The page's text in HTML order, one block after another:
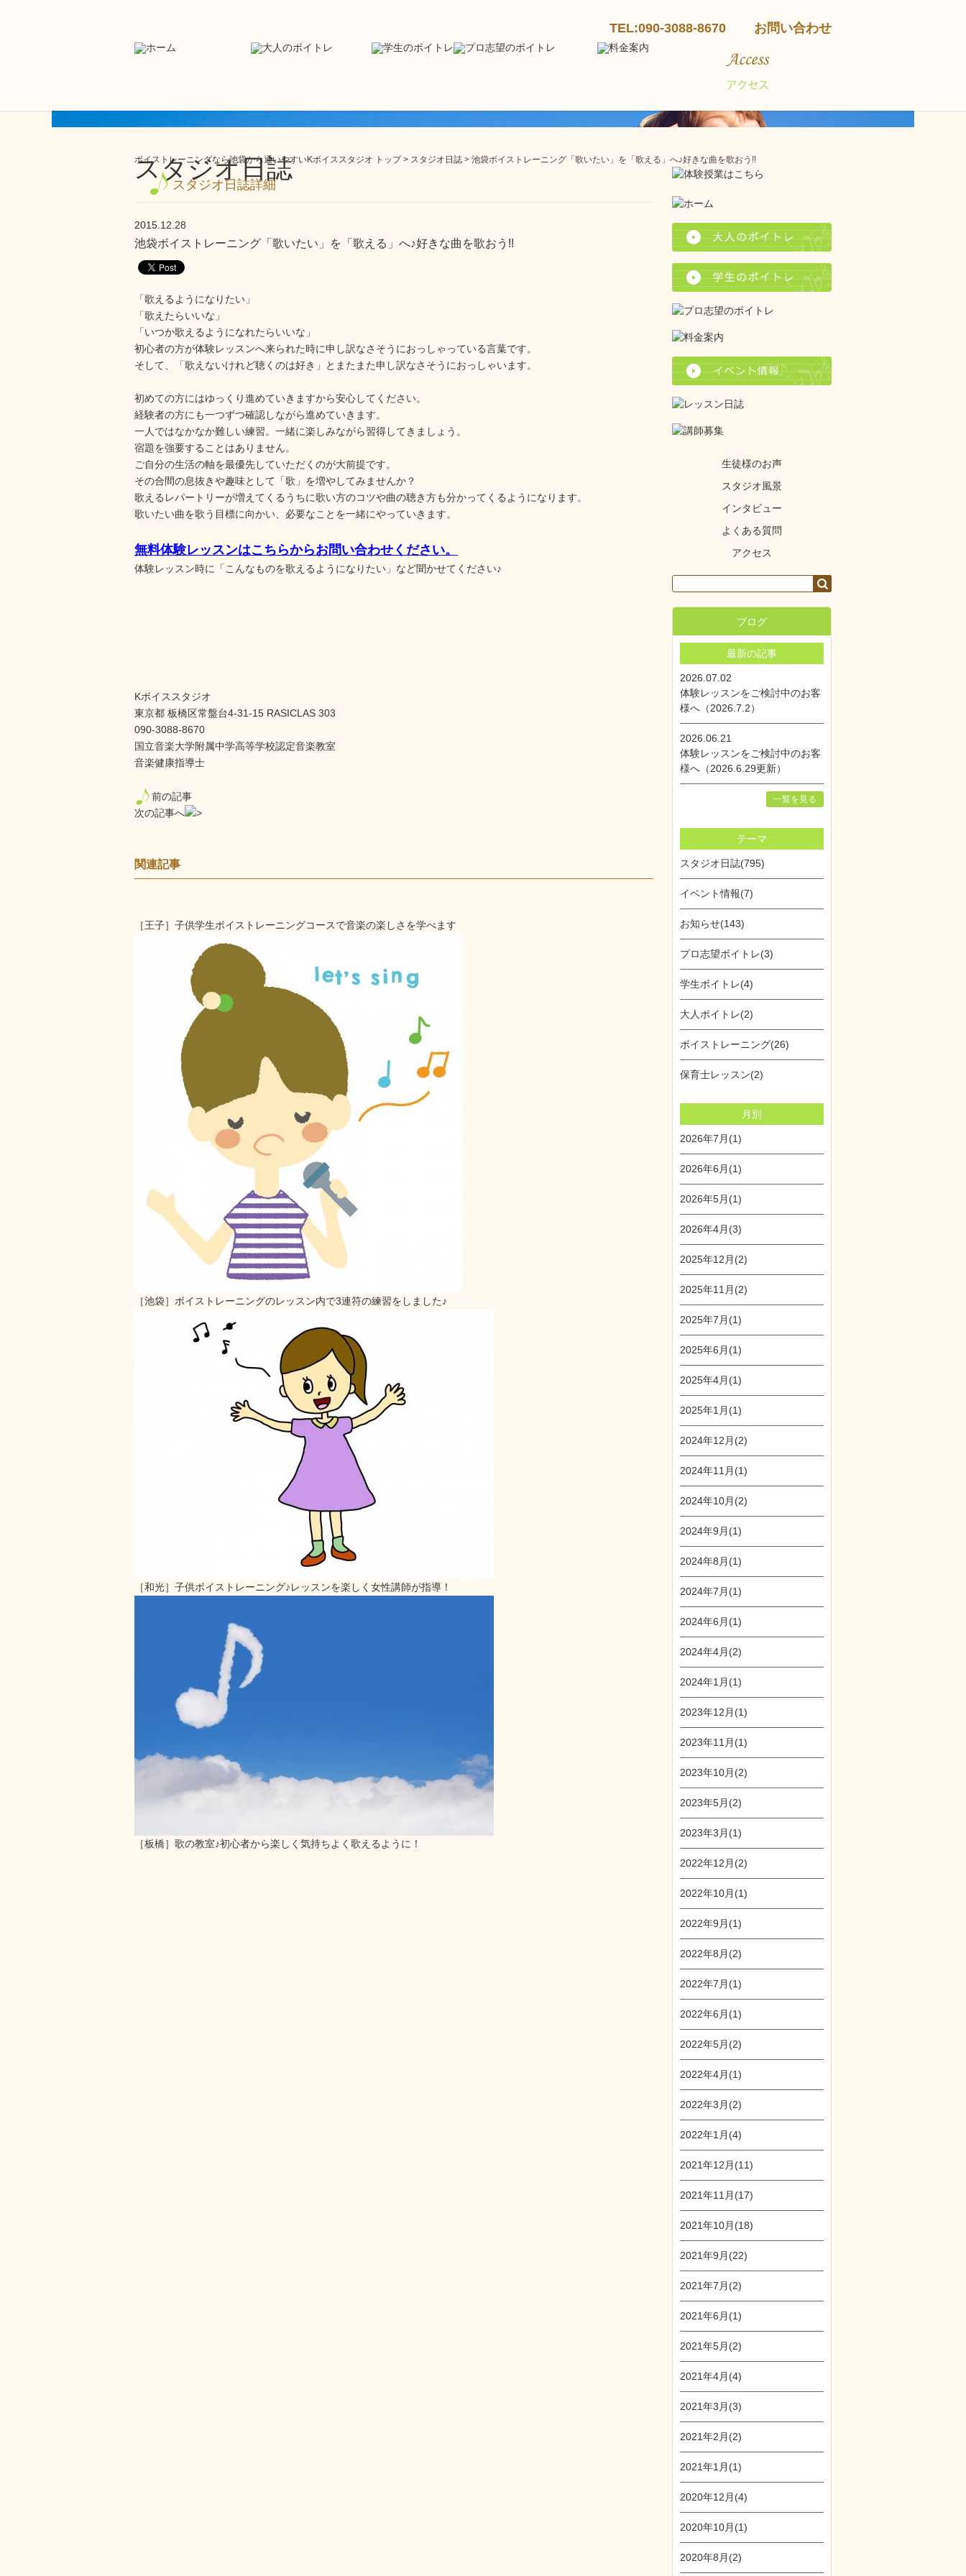
TEL:090-3088-8670 お問い合わせ
スタジオ日誌
ボイストレーニングなら池袋から通いやすいKボイススタジオ トップ > スタジオ日誌 > 池袋ボイストレーニング「歌いたい」を「歌える」へ♪好きな曲を歌おう!!
スタジオ日誌詳細
2015.12.28
池袋ボイストレーニング「歌いたい」を「歌える」へ♪好きな曲を歌おう!!
「歌えるようになりたい」
「歌えたらいいな」
「いつか歌えるようになれたらいいな」
初心者の方が体験レッスンへ来られた時に申し訳なさそうにおっしゃっている言葉です。
そして、「歌えないけれど聴くのは好き」とまたまた申し訳なさそうにおっしゃいます。
初めての方にはゆっくり進めていきますから安心してください。
経験者の方にも一つずつ確認しながら進めていきます。
一人ではなかなか難しい練習。一緒に楽しみながら習得してきましょう。
宿題を強要することはありません。
ご自分の生活の軸を最優先していただくのが大前提です。
その合間の息抜きや趣味として「歌」を増やしてみませんか？
歌えるレパートリーが増えてくるうちに歌い方のコツや曲の聴き方も分かってくるようになります。
歌いたい曲を歌う目標に向かい、必要なことを一緒にやっていきます。
無料体験レッスンはこちらからお問い合わせください。
体験レッスン時に「こんなものを歌えるようになりたい」など聞かせてください♪
Kボイススタジオ
東京都 板橋区常盤台4-31-15 RASICLAS 303
090-3088-8670
国立音楽大学附属中学高等学校認定音楽教室
音楽健康指導士
前の記事
次の記事へ
関連記事
［王子］子供学生ボイストレーニングコースで音楽の楽しさを学べます
［池袋］ボイストレーニングのレッスン内で3連符の練習をしました♪
［和光］子供ボイストレーニング♪レッスンを楽しく女性講師が指導！
［板橋］歌の教室♪初心者から楽しく気持ちよく歌えるように！
生徒様のお声
スタジオ風景
インタビュー
よくある質問
アクセス
ブログ
最新の記事
2026.07.02
体験レッスンをご検討中のお客
様へ（2026.7.2）
2026.06.21
体験レッスンをご検討中のお客
様へ（2026.6.29更新）
一覧を見る
テーマ
スタジオ日誌(795)
イベント情報(7)
お知らせ(143)
プロ志望ボイトレ(3)
学生ボイトレ(4)
大人ボイトレ(2)
ボイストレーニング(26)
保育士レッスン(2)
月別
2026年7月(1)
2026年6月(1)
2026年5月(1)
2026年4月(3)
2025年12月(2)
2025年11月(2)
2025年7月(1)
2025年6月(1)
2025年4月(1)
2025年1月(1)
2024年12月(2)
2024年11月(1)
2024年10月(2)
2024年9月(1)
2024年8月(1)
2024年7月(1)
2024年6月(1)
2024年4月(2)
2024年1月(1)
2023年12月(1)
2023年11月(1)
2023年10月(2)
2023年5月(2)
2023年3月(1)
2022年12月(2)
2022年10月(1)
2022年9月(1)
2022年8月(2)
2022年7月(1)
2022年6月(1)
2022年5月(2)
2022年4月(1)
2022年3月(2)
2022年1月(4)
2021年12月(11)
2021年11月(17)
2021年10月(18)
2021年9月(22)
2021年7月(2)
2021年6月(1)
2021年5月(2)
2021年4月(4)
2021年3月(3)
2021年2月(2)
2021年1月(1)
2020年12月(4)
2020年10月(1)
2020年8月(2)